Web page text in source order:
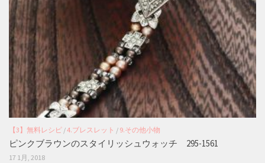
【3】無料レシピ /4.ブレスレット / 9.その他小物
ピンクブラウンのスタイリッシュウォッチ 295-1561
17 1月, 2018